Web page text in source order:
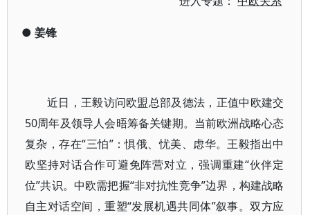
● 姜锋
近日，王毅访问欧盟总部及德法，正值中欧建交
50周年及领导人会晤筹备关键期。当前欧洲战略心态
复杂，存在“三怕”：惧俄、忧美、虑华。王毅指出中
欧坚持对话合作可避免阵营对立，强调重建“伙伴定
位”共识。中欧需把握“非对抗性竞争”边界，构建战略
自主对话空间，重塑“发展机遇共同体”叙事。双方应